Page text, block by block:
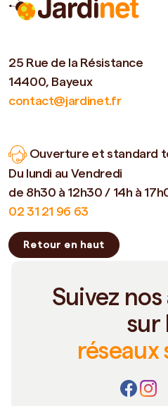
25 Rue de la Résistance
14400, Bayeux
contact@jardinet.fr
Ouverture et standard
Du lundi au Vendredi
de 8h30 à 12h30 / 14h à
02 31 21 96 63
Retour en haut
Suivez
sur
réseaux